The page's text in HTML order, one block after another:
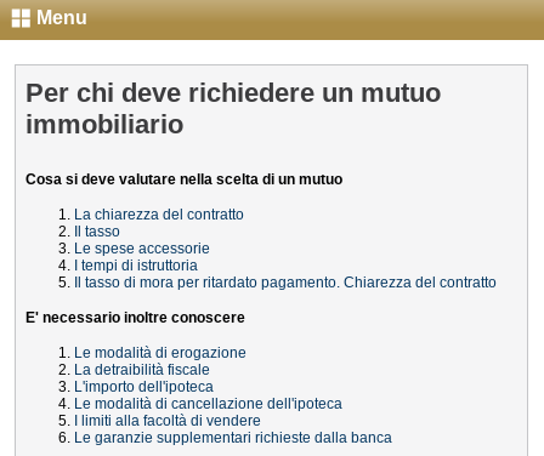
Menu
Per chi deve richiedere un mutuo
immobiliario
Cosa si deve valutare nella scelta di un mutuo
La chiarezza del contratto
Il tasso
Le spese accessorie
I tempi di istruttoria
Il tasso di mora per ritardato pagamento. Chiarezza del contratto
E' necessario inoltre conoscere
Le modalità di erogazione
La detraibilità fiscale
L'importo dell'ipoteca
Le modalità di cancellazione dell'ipoteca
I limiti alla facoltà di vendere
Le garanzie supplementari richieste dalla banca